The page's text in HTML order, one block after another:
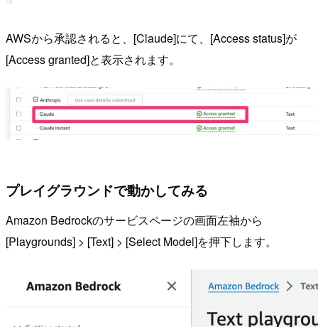
AWSから承認されると、[Claude]にて、[Access status]が
[Access granted]と表示されます。
プレイグラウンドで動かしてみる
Amazon Bedrockのサービスページの画面左袖から
[Playgrounds] > [Text] > [Select Model]を押下します。